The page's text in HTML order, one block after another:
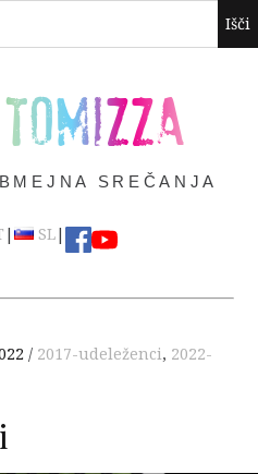
SREČANJA
| SL|
2017-udeleženci, 2022-